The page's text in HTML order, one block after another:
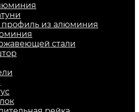
профиль из алюминия
стали